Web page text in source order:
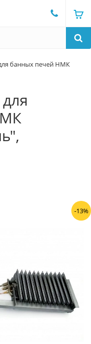
банных печей НМК
-13%